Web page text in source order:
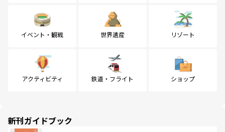
イベント・観戦 世界遺産 リゾート
アクティビティ 鉄道・フライト ショップ
新刊ガイドブック